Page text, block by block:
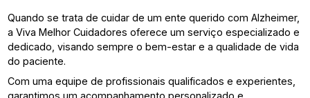
Quando se trata de cuidar de um ente querido com Alzheimer,
a Viva Melhor Cuidadores oferece um serviço especializado e
dedicado, visando sempre o bem-estar e a qualidade de vida
do paciente.
Com uma equipe de profissionais qualificados e experientes,
garantimos um acompanhamento personalizado e